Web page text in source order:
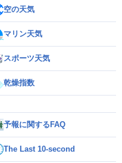
空の天気
マリン天気
スポーツ天気
乾燥指数
予報に関するFAQ
The Last 10-second